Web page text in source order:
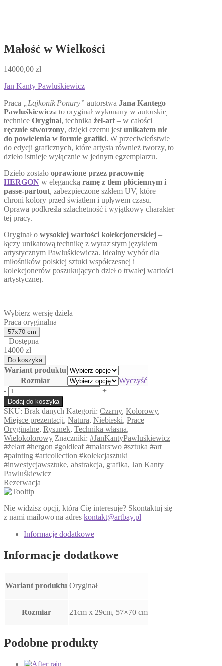
Małość w Wielkości
14000,00 zł
Jan Kanty Pawluśkiewicz
Praca „Lajkonik Ponury” autorstwa Jana Kantego
Pawluśkiewicza to oryginał wykonany w autorskiej
technice Oryginał, technika żel-art– w całości
ręcznie stworzony, dzięki czemu jestunikatem nie
do powielenia w formie grafiki. W przeciwieństwie
do edycji graficznych, które artysta również tworzy, to
dzieło istnieje wyłącznie w jednym egzemplarzu.
Dzieło zostało oprawione przez pracownię
HERGON w elegancką ramę z tłem płóciennym i
passe-partout, zabezpieczone szkłem UV, które
chroni kolory przed światłem i upływem czasu.
Oprawa podkreśla szlachetność i wyjątkowy charakter
tej pracy.
Oryginał o wysokiej wartości kolekcjonerskiej –
łączy unikatową technikę z wyrazistym językiem
artystycznym Pawluśkiewicza. Idealny wybór dla
miłośników polskiej sztuki współczesnej i
kolekcjonerów poszukujących dzieł o trwałej wartości
artystycznej.
Wybierz wersję dzieła
Praca oryginalna
Dostępna
14000 zł
Wariant produktu
Rozmiar
Wyczyść
ilość
Małość
w
Wielkości
- +
Dodaj do koszyka
SKU: Brak danych Kategorii: Czarny, Kolorowy,
Miejsce prezentacji, Natura, Niebieski, Prace
Oryginalne, Rysunek, Technika własna,
Wielokolorowy Znaczniki: #JanKantyPawluśkiewicz
#żelart #hergon #goldleaf #malarstwo #sztuka #art
#painting #artcollection #kolekcjasztuki
#inwestycjawsztuke, abstrakcja, grafika, Jan Kanty
Pawluśkiewicz
Rezerwacja
Nie widzisz opcji, która Cię interesuje? Skontaktuj się
z nami mailowo na adres kontakt@artbay.pl
Informacje dodatkowe
Informacje dodatkowe
Wariant produktu Oryginał
Rozmiar 21cm x 29cm, 57×70 cm
Podobne produkty